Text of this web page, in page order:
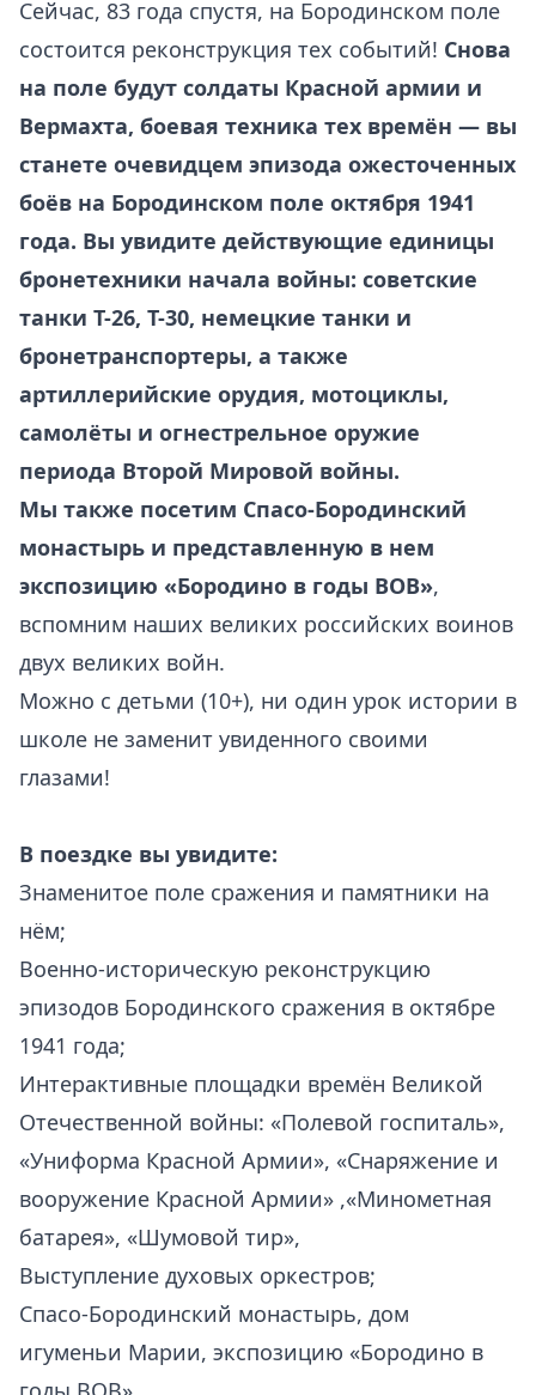
Сейчас, 83 года спустя, на Бородинском поле
состоится реконструкция тех событий! Снова
на поле будут солдаты Красной армии и
Вермахта, боевая техника тех времён — вы
станете очевидцем эпизода ожесточенных
боёв на Бородинском поле октября 1941
года. Вы увидите действующие единицы
бронетехники начала войны: советские
танки Т-26, Т-30, немецкие танки и
бронетранспортеры, а также
артиллерийские орудия, мотоциклы,
самолёты и огнестрельное оружие
периода Второй Мировой войны.
Мы также посетим Спасо-Бородинский
монастырь и представленную в нем
экспозицию «Бородино в годы ВОВ»,
вспомним наших великих российских воинов
двух великих войн.
Можно с детьми (10+), ни один урок истории в
школе не заменит увиденного своими
глазами!
В поездке вы увидите:
Знаменитое поле сражения и памятники на
нём;
Военно-историческую реконструкцию
эпизодов Бородинского сражения в октябре
1941 года;
Интерактивные площадки времён Великой
Отечественной войны: «Полевой госпиталь»,
«Униформа Красной Армии», «Снаряжение и
вооружение Красной Армии» ,«Минометная
батарея», «Шумовой тир»,
Выступление духовых оркестров;
Спасо-Бородинский монастырь, дом
игуменьи Марии, экспозицию «Бородино в